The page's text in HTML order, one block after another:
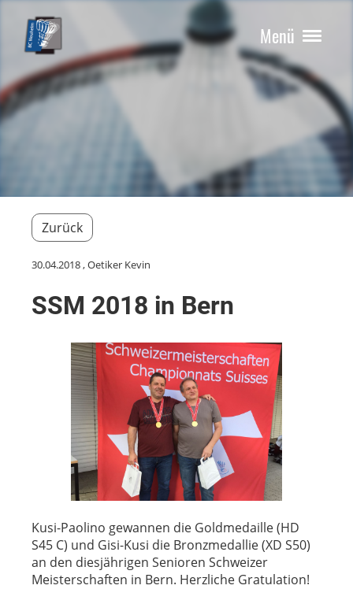
Menü
Zurück
30.04.2018, Oetiker Kevin
SSM 2018 in Bern
Kusi-Paolino gewannen die Goldmedaille (HD
S45 C) und Gisi-Kusi die Bronzmedallie (XD S50)
an den diesjährigen Senioren Schweizer
Meisterschaften in Bern. Herzliche Gratulation!